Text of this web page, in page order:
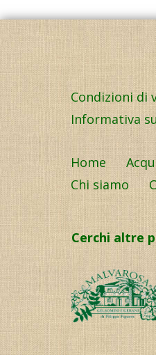
Condizioni di
Informativa
Home
Chi siamo
Cerchi altre